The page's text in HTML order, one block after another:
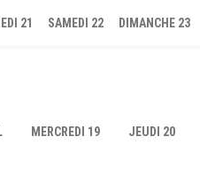
21 SAMEDI 22 DIMANCHE 23
MERCREDI 19 JEUDI 20